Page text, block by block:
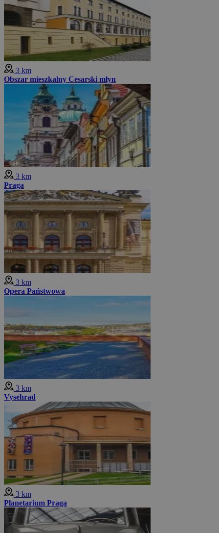
3 km
Obszar mieszkalny Cesarski młyn
3 km
Praga
3 km
Opera Państwowa
3 km
Vysehrad
3 km
Planetarium Praga